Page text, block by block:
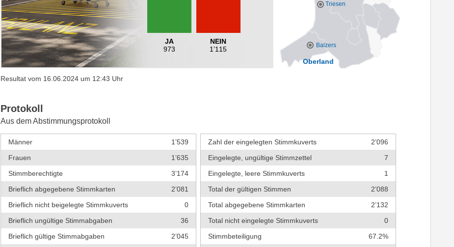
Balzers
Triesen
Oberland
JA
973
NEIN
1’115
Resultat vom 16.06.2024 um 12:43 Uhr
Protokoll
Aus dem Abstimmungsprotokoll
Männer
1’539
Frauen
1’635
Stimmberechtigte
3’174
Brieflich abgegebene Stimmkarten
2’081
Brieflich nicht beigelegte Stimmkuverts
0
Brieflich ungültige Stimmabgaben
36
Brieflich gültige Stimmabgaben
2’045
Zahl der eingelegten Stimmkuverts
2’096
Eingelegte, ungültige Stimmzettel
7
Eingelegte, leere Stimmkuverts
1
Total der gültigen Stimmen
2’088
Total abgegebene Stimmkarten
2’132
Total nicht eingelegte Stimmkuverts
0
Stimmbeteiligung
67.2%